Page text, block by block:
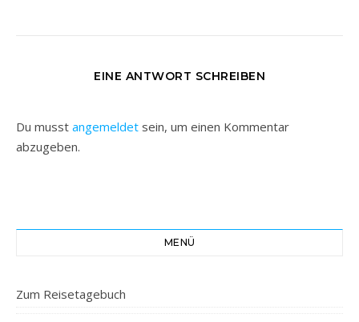
EINE ANTWORT SCHREIBEN
Du musst angemeldet sein, um einen Kommentar
abzugeben.
MENÜ
Zum Reisetagebuch